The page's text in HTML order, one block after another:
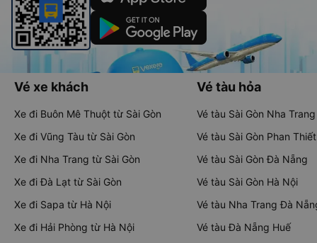
Vé xe khách
Xe đi Buôn Mê Thuột từ Sài Gòn
Xe đi Vũng Tàu từ Sài Gòn
Xe đi Nha Trang từ Sài Gòn
Xe đi Đà Lạt từ Sài Gòn
Xe đi Sapa từ Hà Nội
Xe đi Hải Phòng từ Hà Nội
Vé tàu hỏa
Vé tàu Sài Gòn Nha Trang
Vé tàu Sài Gòn Phan Thiết
Vé tàu Sài Gòn Đà Nẵng
Vé tàu Sài Gòn Hà Nội
Vé tàu Nha Trang Đà
Vé tàu Đà Nẵng Huế